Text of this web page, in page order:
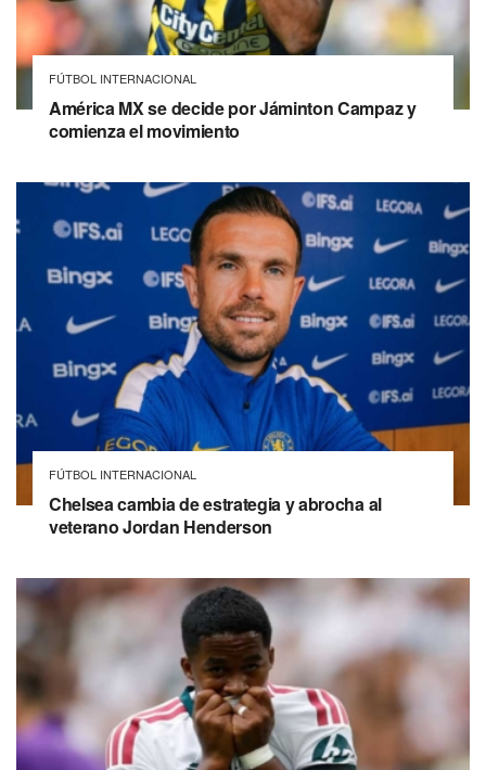
FÚTBOL INTERNACIONAL
América MX se decide por Jáminton Campaz y
comienza el movimiento
FÚTBOL INTERNACIONAL
Chelsea cambia de estrategia y abrocha al
veterano Jordan Henderson